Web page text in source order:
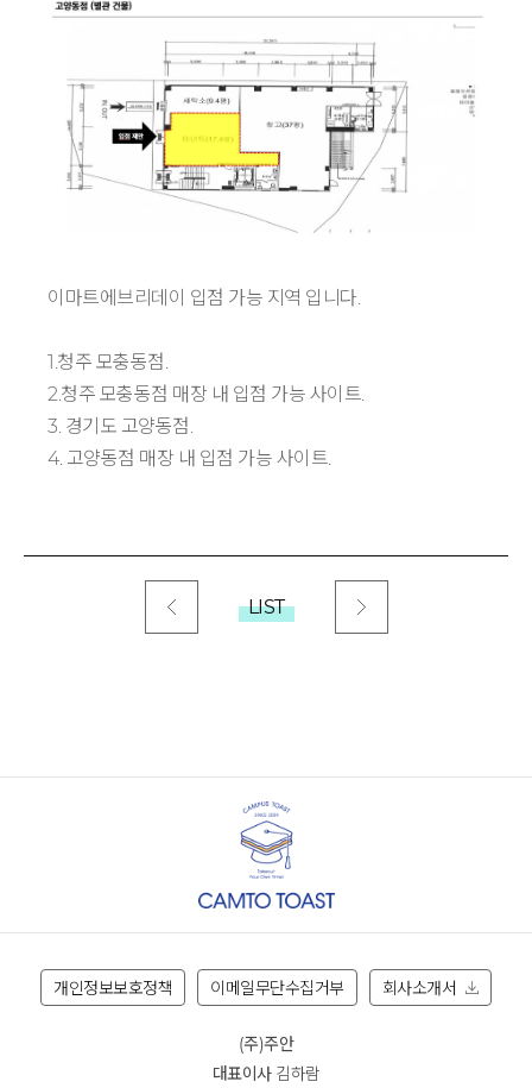
이마트에브리데이 입점 가능 지역 입니다.
1.청주 모충동점.
2.청주 모충동점 매장 내 입점 가능 사이트.
3. 경기도 고양동점.
4. 고양동점 매장 내 입점 가능 사이트.
LIST
개인정보보호정책 이메일무단수집거부 회사소개서
(주)주안
대표이사 김하람